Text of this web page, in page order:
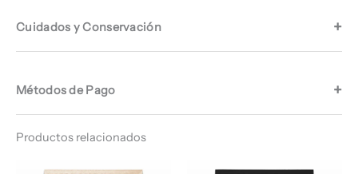
Cuidados y Conservación
Métodos de Pago
Productos relacionados